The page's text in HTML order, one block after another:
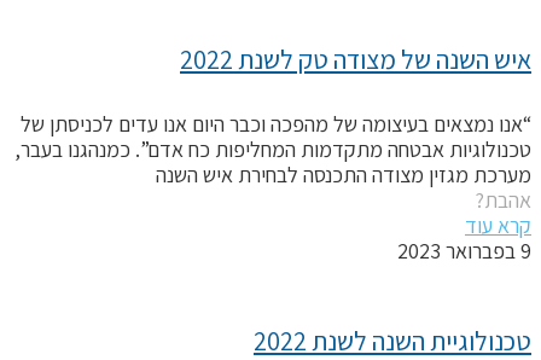
השנה של מצודה טק לשנת 2022
נמצאים בעיצומה של מהפכה וכבר היום אנו עדים לכניסתן של
אבטחה מתקדמות המחליפות כח אדם”. כמנהגנו בעבר,
מגזין מצודה התכנסה לבחירת איש השנה
עוד
השנה לשנת 2022